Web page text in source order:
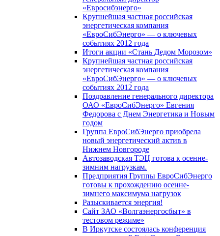
«Евросибэнерго»
Крупнейшая частная российская
энергетическая компания
«ЕвроСибЭнерго» — о ключевых
событиях 2012 года
Итоги акции «Стань Дедом Морозом»
Крупнейшая частная российская
энергетическая компания
«ЕвроСибЭнерго» — о ключевых
событиях 2012 года
Поздравление генерального директора
ОАО «ЕвроСибЭнерго» Евгения
Федорова с Днем Энергетика и Новым
годом
Группа ЕвроСибЭнерго приобрела
новый энергетический актив в
Нижнем Новгороде
Автозаводская ТЭЦ готова к осенне-
зимним нагрузкам.
Предприятия Группы ЕвроСибЭнерго
готовы к прохождению осенне-
зимнего максимума нагрузок
Разыскивается энергия!
Сайт ЗАО «Волгаэнергосбыт» в
тестовом режиме»
В Иркутске состоялась конференция